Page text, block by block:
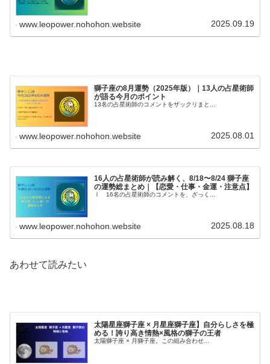
www.leopower.nohohon.website 2025.09.19
獅子座の8月運勢（2025年版）｜13人の占星術師
が語る今月のポイント
13名の占星術師のコメントをザックリまと...
www.leopower.nohohon.website 2025.08.01
16人の占星術師が読み解く、8/18〜8/24 獅子座
の運勢総まとめ｜【恋愛・仕事・金運・注意点】
Ⅰ 16名の占星術師のコメントを、ざっく...
www.leopower.nohohon.website 2025.08.18
あわせて読みたい
太陽星座獅子座 × 月星座獅子座】自分らしさを極
める！誇り高き情熱×風格の獅子の王者
太陽獅子座 × 月獅子座。この組み合わせ...